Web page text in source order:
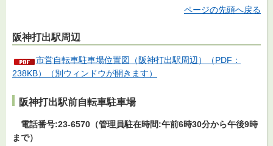
ページの先頭へ戻る
阪神打出駅周辺
市営自転車駐車場位置図（阪神打出駅周辺）（PDF：
238KB）（別ウィンドウが開きます）
阪神打出駅前自転車駐車場
電話番号:23-6570（管理員駐在時間:午前6時30分から午後9時
まで）